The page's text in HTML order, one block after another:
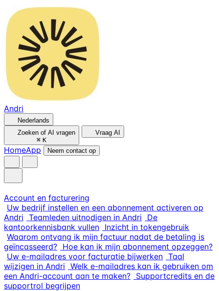
Andri
Nederlands
Zoeken of AI vragen
⌘ K
Vraag AI
HomeApp Neem contact op
Account en facturering
Uw bedrijf instellen en een abonnement activeren op
Andri Teamleden uitnodigen in Andri
De
kantoorkennisbank vullen Inzicht in tokengebruik
Waarom ontvang ik mijn factuur nadat de betaling is
geïncasseerd? Hoe kan ik mijn abonnement opzeggen?
Uw e-mailadres voor facturatie bijwerken Taal
wijzigen in Andri Welk e-mailadres kan ik gebruiken om
een Andri-account aan te maken? Supportcredits en de
supportrol begrijpen